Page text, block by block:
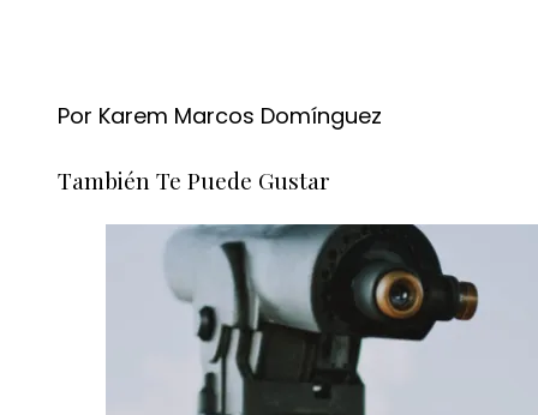
Por Karem Marcos Domínguez
También Te Puede Gustar